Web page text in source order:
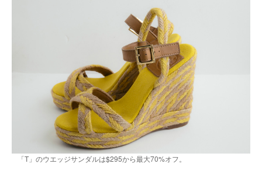
「T」のウエッジサンダルは$295から最大70%オフ。